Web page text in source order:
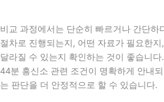
비교 과정에서는 단순히 빠르거나 간단하
절차로 진행되는지, 어떤 자료가 필요한
달라질 수 있는지 확인하는 것이 좋습니
44분 흥신소 관련 조건이 명확하게 안내
는 판단을 더 안정적으로 할 수 있습니다.